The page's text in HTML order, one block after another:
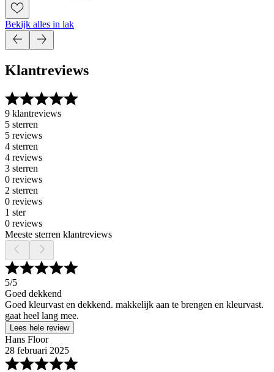
Bekijk alles in lak
Klantreviews
9 klantreviews
5 sterren
5 reviews
4 sterren
4 reviews
3 sterren
0 reviews
2 sterren
0 reviews
1 ster
0 reviews
Meeste sterren klantreviews
5/5
Goed dekkend
Goed kleurvast en dekkend. makkelijk aan te brengen en kleurvast.
gaat heel lang mee.
Lees hele review
Hans Floor
28 februari 2025